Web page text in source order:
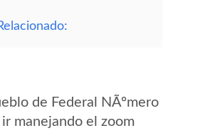
de Federal NÃºmero
manejando el zoom